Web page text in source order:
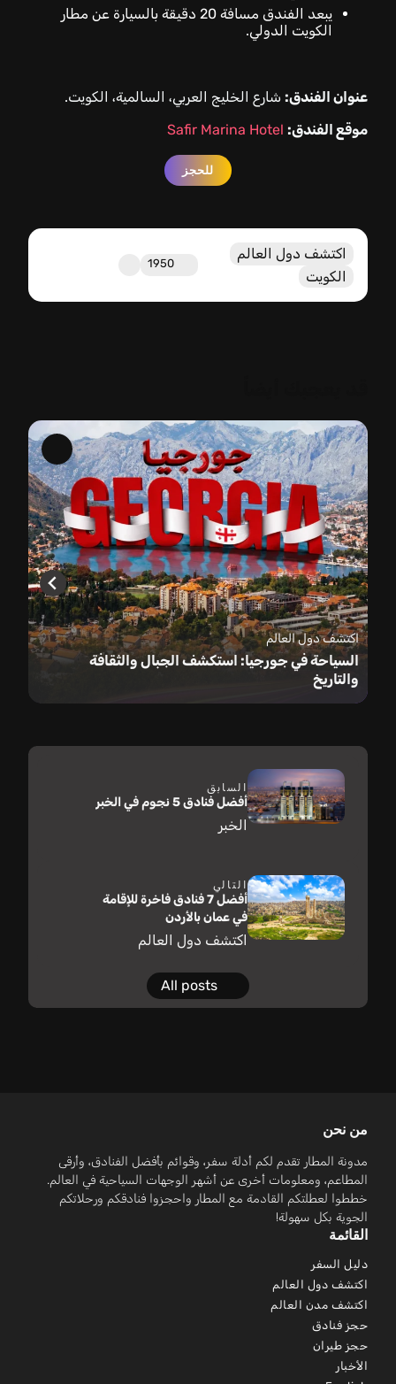
يبعد الفندق مسافة 20 دقيقة بالسيارة عن مطار
الكويت الدولي.
عنوان الفندق: شارع الخليج العربي، السالمية، الكويت.
موقع الفندق: Safir Marina Hotel
للحجز
اكتشف دول العالم
الكويت
1950
اكتشف دول العالم
السياحة في جورجيا: استكشف الجبال والثقافة
والتاريخ
السابق
أفضل فنادق 5 نجوم في الخبر
الخبر
التالي
أفضل 7 فنادق فاخرة للإقامة
في عمان بالأردن
اكتشف دول العالم
All posts
من نحن
مدونة المطار تقدم لكم أدلة سفر، وقوائم بأفضل الفنادق، وأرقى
المطاعم، ومعلومات أخرى عن أشهر الوجهات السياحية في العالم.
خططوا لعطلتكم القادمة مع المطار واحجزوا فنادقكم ورحلاتكم
الجوية بكل سهولة!
القائمة
دليل السفر
اكتشف دول العالم
اكتشف مدن العالم
حجز فنادق
حجز طيران
الأخبار